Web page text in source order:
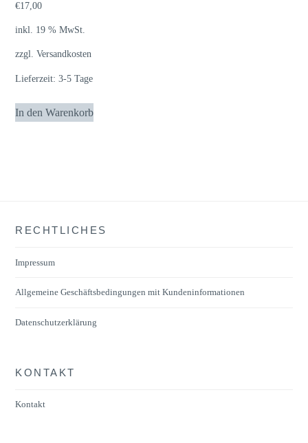
€17,00
inkl. 19 % MwSt.
zzgl.Versandkosten
Lieferzeit:3-5 Tage
In den Warenkorb
RECHTLICHES
Impressum
Allgemeine Geschäftsbedingungen mit Kundeninformationen
Datenschutzerklärung
KONTAKT
Kontakt